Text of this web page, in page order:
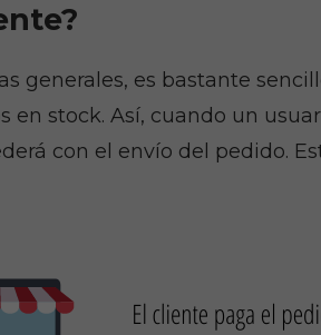
es bastante
en stock. Así, cuando un
con el envío del pedido.